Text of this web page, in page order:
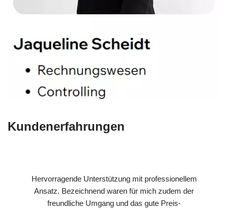
Kundenerfahrungen
Hervorragende Unterstützung mit professionellem
Ansatz. Bezeichnend waren für mich zudem der
freundliche Umgang und das gute Preis-